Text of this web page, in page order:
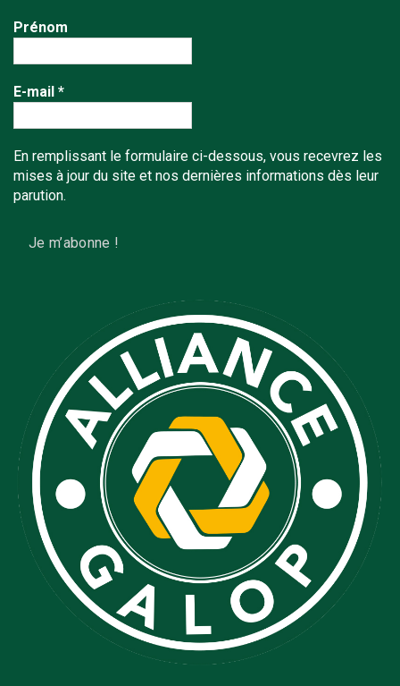
Prénom
E-mail *
En remplissant le formulaire ci-dessous, vous recevrez les
mises à jour du site et nos dernières informations dès leur
parution.